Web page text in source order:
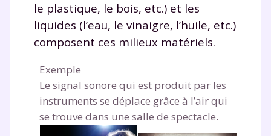
le plastique, le bois, etc.) et les
liquides (l’eau, le vinaigre, l’huile, etc.)
composent ces milieux matériels.
Exemple
Le signal sonore qui est produit par les
instruments se déplace grâce à l’air qui
se trouve dans une salle de spectacle.
pendant 24h notre
plateforme de soutien
Fiches de cours et vidéos,exercices
corrigés, podcasts de révisions
Unespace dédié aux parentspour
suivre les progrès